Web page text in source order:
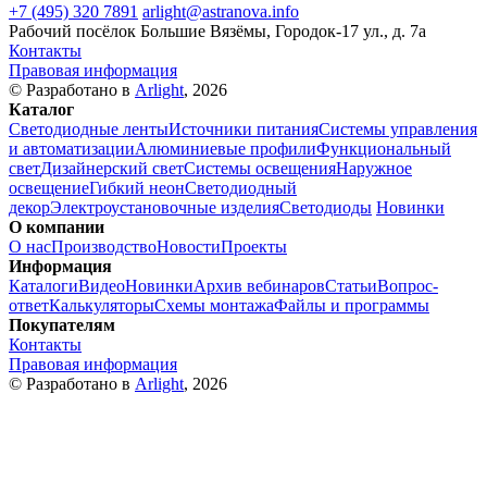
+7 (495) 320 7891 arlight@astranova.info
Рабочий посёлок Большие Вязёмы, Городок-17 ул., д. 7а
Контакты
Правовая информация
© Разработано в Arlight, 2026
Каталог
Светодиодные лентыИсточники питанияСистемы управления
и автоматизацииАлюминиевые профилиФункциональный
светДизайнерский светСистемы освещенияНаружное
освещениеГибкий неонСветодиодный
декорЭлектроустановочные изделияСветодиоды Новинки
О компании
О насПроизводствоНовостиПроекты
Информация
КаталогиВидеоНовинкиАрхив вебинаровСтатьиВопрос-
ответКалькуляторыСхемы монтажаФайлы и программы
Покупателям
Контакты
Правовая информация
© Разработано в Arlight, 2026